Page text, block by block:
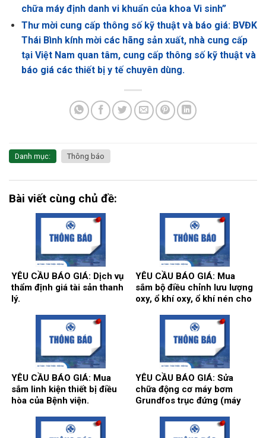
chữa máy định danh vi khuẩn của khoa Vi sinh”
Thư mời cung cấp thông số kỹ thuật và báo giá: BVĐK
Thái Bình kính mời các hãng sản xuất, nhà cung cấp
tại Việt Nam quan tâm, cung cấp thông số kỹ thuật và
báo giá các thiết bị y tế chuyên dùng.
Danh mục: Thông báo
Bài viết cùng chủ đề:
YÊU CẦU BÁO GIÁ: Dịch vụ
thẩm định giá tài sản thanh
lý.
YÊU CẦU BÁO GIÁ: Mua
sắm bộ điều chỉnh lưu lượng
oxy, ổ khí oxy, ổ khí nén cho
YÊU CẦU BÁO GIÁ: Mua
sắm linh kiện thiết bị điều
hòa của Bệnh viện.
YÊU CẦU BÁO GIÁ: Sửa
chữa động cơ máy bơm
Grundfos trục đứng (máy
trục ngang (máy bơm số 3)
tại trạm bơm nước tổng của